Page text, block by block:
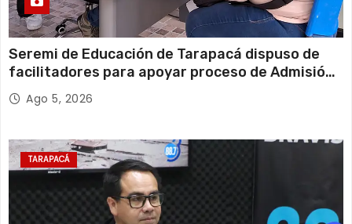
Seremi de Educación de Tarapacá dispuso de
facilitadores para apoyar proceso de Admisión
Escolar 2027
Ago 5, 2026
TARAPACÁ